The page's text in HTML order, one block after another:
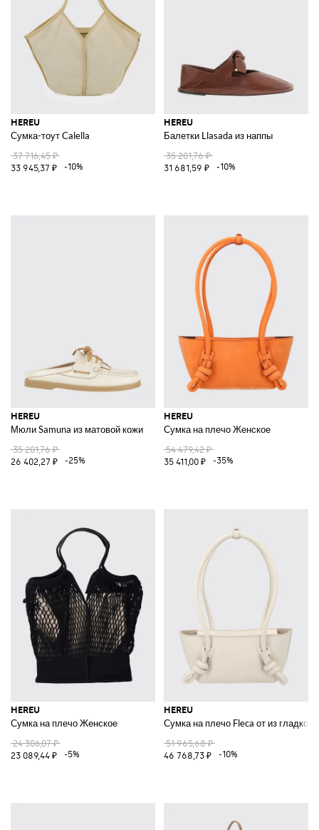
HEREU
Сумка-тоут Calella
37 716,45 ₽
33 945,37 ₽
-10%
HEREU
Балетки Llasada из наппы
35 201,76 ₽
31 681,59 ₽
-10%
HEREU
Мюли Samuna из матовой кожи
35 201,76 ₽
26 402,27 ₽
-25%
HEREU
Сумка на плечо Женское
54 479,42 ₽
35 411,00 ₽
-35%
HEREU
Сумка на плечо Женское
24 306,07 ₽
23 089,44 ₽
-5%
HEREU
Сумка на плечо Fleca от из
51 965,68 ₽
46 768,73 ₽
-10%